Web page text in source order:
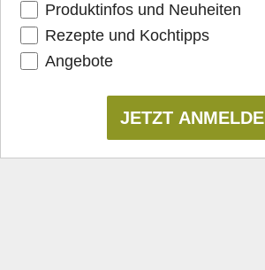
Produktinfos und Neuheiten
Rezepte und Kochtipps
Angebote
JETZT